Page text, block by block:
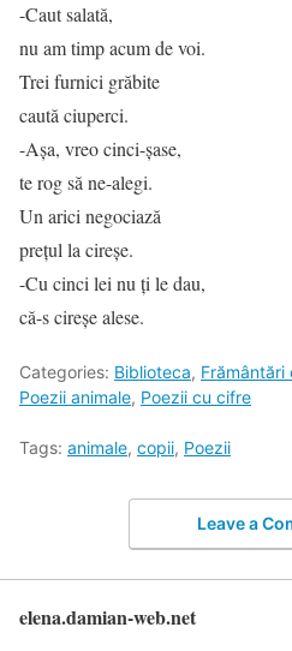
-Caut salată,
nu am timp acum de voi.
Trei furnici grăbite
caută ciuperci.
-Aşa, vreo cinci-şase,
te rog să ne-alegi.
Un arici negociază
preţul la cireşe.
-Cu cinci lei nu ţi le dau,
că-s cireşe alese.
Categories: Biblioteca, Frământări
Poezii animale, Poezii cu cifre
Tags: animale, copii, Poezii
Leave a
elena.damian-web.net